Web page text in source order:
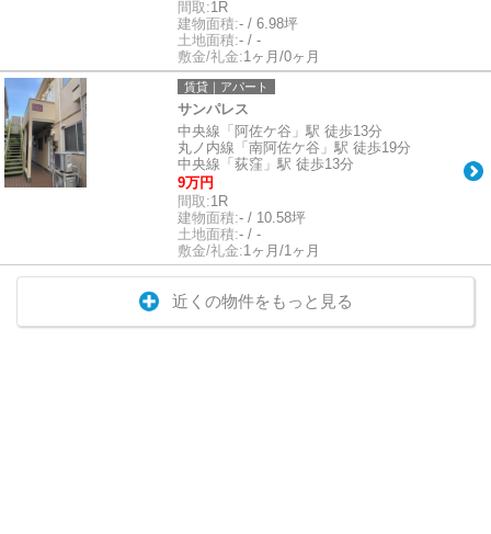
間取:1R
建物面積:- / 6.98坪
土地面積:- / -
敷金/礼金:1ヶ月/0ヶ月
賃貸｜アパート
サンパレス
中央線「阿佐ケ谷」駅 徒歩13分
丸ノ内線「南阿佐ケ谷」駅 徒歩19分
中央線「荻窪」駅 徒歩13分
9万円
間取:1R
建物面積:- / 10.58坪
土地面積:- / -
敷金/礼金:1ヶ月/1ヶ月
近くの物件をもっと見る